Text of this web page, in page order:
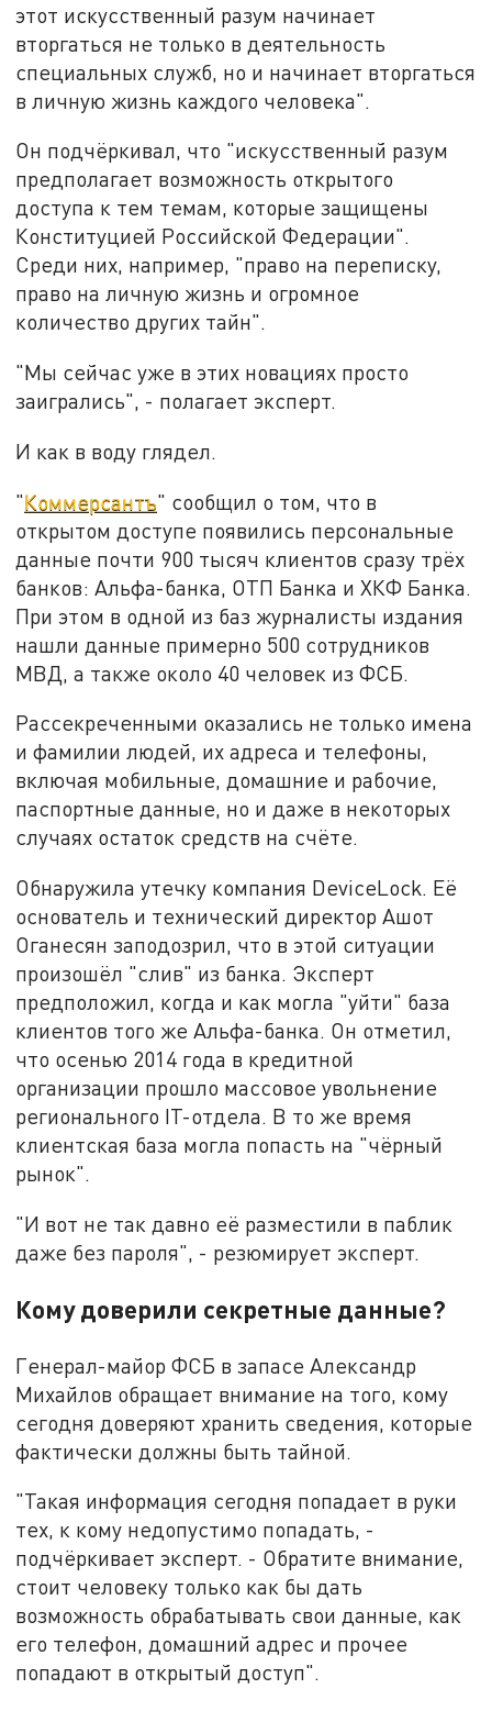
этот искусственный разум начинает
вторгаться не только в деятельность
специальных служб, но и начинает вторгаться
в личную жизнь каждого человека".
Он подчёркивал, что "искусственный разум
предполагает возможность открытого
доступа к тем темам, которые защищены
Конституцией Российской Федерации".
Среди них, например, "право на переписку,
право на личную жизнь и огромное
количество других тайн".
"Мы сейчас уже в этих новациях просто
заигрались", - полагает эксперт.
И как в воду глядел.
"Коммерсантъ" сообщил о том, что в
открытом доступе появились персональные
данные почти 900 тысяч клиентов сразу трёх
банков: Альфа-банка, ОТП Банка и ХКФ Банка.
При этом в одной из баз журналисты издания
нашли данные примерно 500 сотрудников
МВД, а также около 40 человек из ФСБ.
Рассекреченными оказались не только имена
и фамилии людей, их адреса и телефоны,
включая мобильные, домашние и рабочие,
паспортные данные, но и даже в некоторых
случаях остаток средств на счёте.
Обнаружила утечку компания DeviceLock. Её
основатель и технический директор Ашот
Оганесян заподозрил, что в этой ситуации
произошёл "слив" из банка. Эксперт
предположил, когда и как могла "уйти" база
клиентов того же Альфа-банка. Он отметил,
что осенью 2014 года в кредитной
организации прошло массовое увольнение
регионального IT-отдела. В то же время
клиентская база могла попасть на "чёрный
рынок".
"И вот не так давно её разместили в паблик
даже без пароля", - резюмирует эксперт.
Кому доверили секретные данные?
Генерал-майор ФСБ в запасе Александр
Михайлов обращает внимание на того, кому
сегодня доверяют хранить сведения, которые
фактически должны быть тайной.
"Такая информация сегодня попадает в руки
тех, к кому недопустимо попадать, -
подчёркивает эксперт. - Обратите внимание,
стоит человеку только как бы дать
возможность обрабатывать свои данные, как
его телефон, домашний адрес и прочее
попадают в открытый доступ".